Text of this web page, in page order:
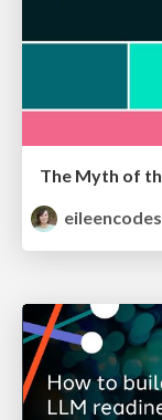
eileencodes